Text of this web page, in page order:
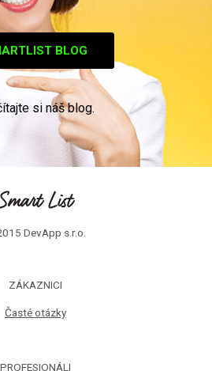
BLOG
si náš blog.
DevApp s.r.o.
ZÁKAZNICI
Časté otázky
PROFESIONÁLI